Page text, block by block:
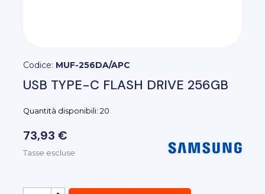
Codice: MUF-256DA/APC
USB TYPE-C FLASH DRIVE 256GB
Quantità disponibili: 20
73,93 €
Tasse escluse